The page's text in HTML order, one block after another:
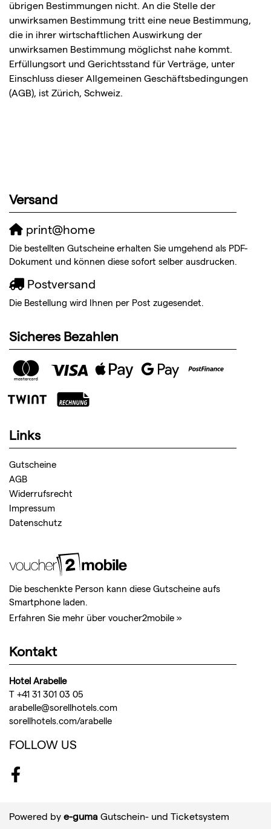
übrigen Bestimmungen nicht. An die Stelle der
unwirksamen Bestimmung tritt eine neue Bestimmung,
die in ihrer wirtschaftlichen Auswirkung der
unwirksamen Bestimmung möglichst nahe kommt.
Erfüllungsort und Gerichtsstand für Verträge, unter
Einschluss dieser Allgemeinen Geschäftsbedingungen
(AGB), ist Zürich, Schweiz.
Versand
print@home
Die bestellten Gutscheine erhalten Sie umgehend als PDF-
Dokument und können diese sofort selber ausdrucken.
Postversand
Die Bestellung wird Ihnen per Post zugesendet.
Sicheres Bezahlen
Links
Gutscheine
AGB
Widerrufsrecht
Impressum
Datenschutz
Die beschenkte Person kann diese Gutscheine aufs
Smartphone laden.
Erfahren Sie mehr über voucher2mobile »
Kontakt
Hotel Arabelle
T +41 31 301 03 05
arabelle@sorellhotels.com
sorellhotels.com/arabelle
FOLLOW US
Powered by e-guma Gutschein- und Ticketsystem